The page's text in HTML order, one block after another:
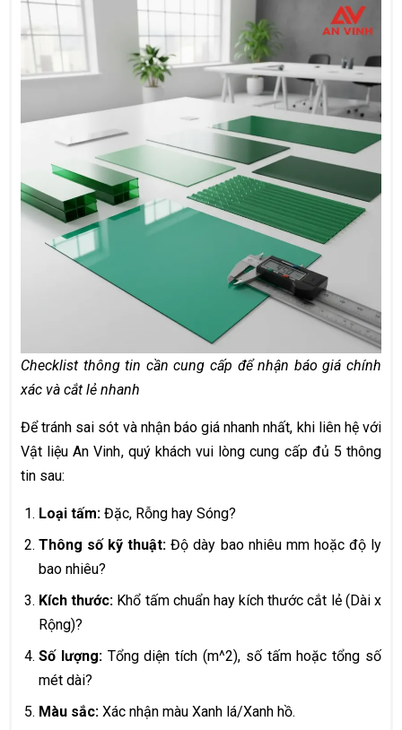
Checklist thông tin cần cung cấp để nhận báo giá chính
xác và cắt lẻ nhanh
Để tránh sai sót và nhận báo giá nhanh nhất, khi liên hệ với
Vật liệu An Vinh, quý khách vui lòng cung cấp đủ 5 thông
tin sau:
Loại tấm: Đặc, Rỗng hay Sóng?
Thông số kỹ thuật: Độ dày bao nhiêu mm hoặc độ ly
bao nhiêu?
Kích thước: Khổ tấm chuẩn hay kích thước cắt lẻ (Dài x
Rộng)?
Số lượng:Tổng diện tích (m^2), số tấm hoặc tổng số
mét dài?
Màu sắc: Xác nhận màu Xanh lá/Xanh hồ.